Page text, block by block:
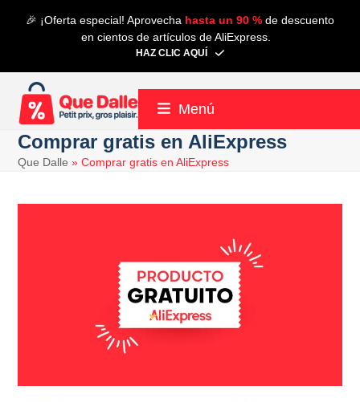
principal
🎉 ¡Oferta especial! Aprovecha hasta un 90 % de descuento
en cientos de artículos de AliExpress.
HAZ CLIC AQUÍ
Menú
Comprar gratis en AliExpress
Que Dalle »Comprar gratis en AliExpress